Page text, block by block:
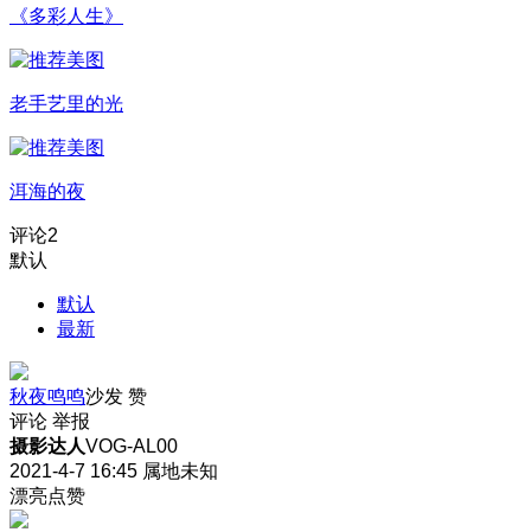
《多彩人生》
老手艺里的光
洱海的夜
评论2
默认
默认
最新
秋夜鸣鸣沙发 赞
评论 举报
摄影达人VOG-AL00
2021-4-7 16:45 属地未知
漂亮点赞